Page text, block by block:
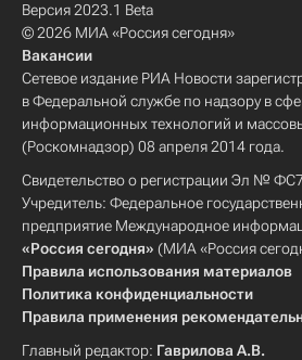
Версия 2023.1 Beta
© 2026 МИА «Россия сегодня»
Вакансии
Сетевое издание РИА Новости
в Федеральной службе по надзору в
информационных технологий и
(Роскомнадзор) 08 апреля 2014 года.
Свидетельство о регистрации Эл №
Учредитель: Федеральное
предприятие Международное
«Россия сегодня» (МИА «Россия
Правила использования материалов
Политика конфиденциальности
Правила применения
Главный редактор: Гаврилова А.В.